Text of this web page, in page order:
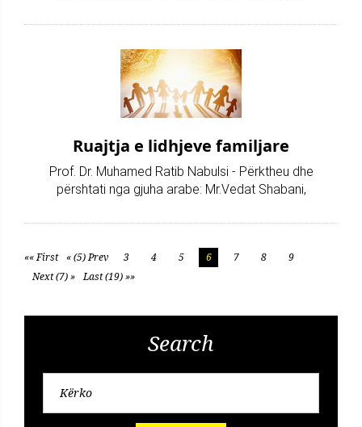
Ruajtja e lidhjeve familjare
Prof. Dr. Muhamed Ratib Nabulsi - Përktheu dhe
përshtati nga gjuha arabe: Mr.Vedat Shabani,
«« First « (5) Prev 3 4 5 6 7 8
9
Next (7) » Last (19) »»
Search